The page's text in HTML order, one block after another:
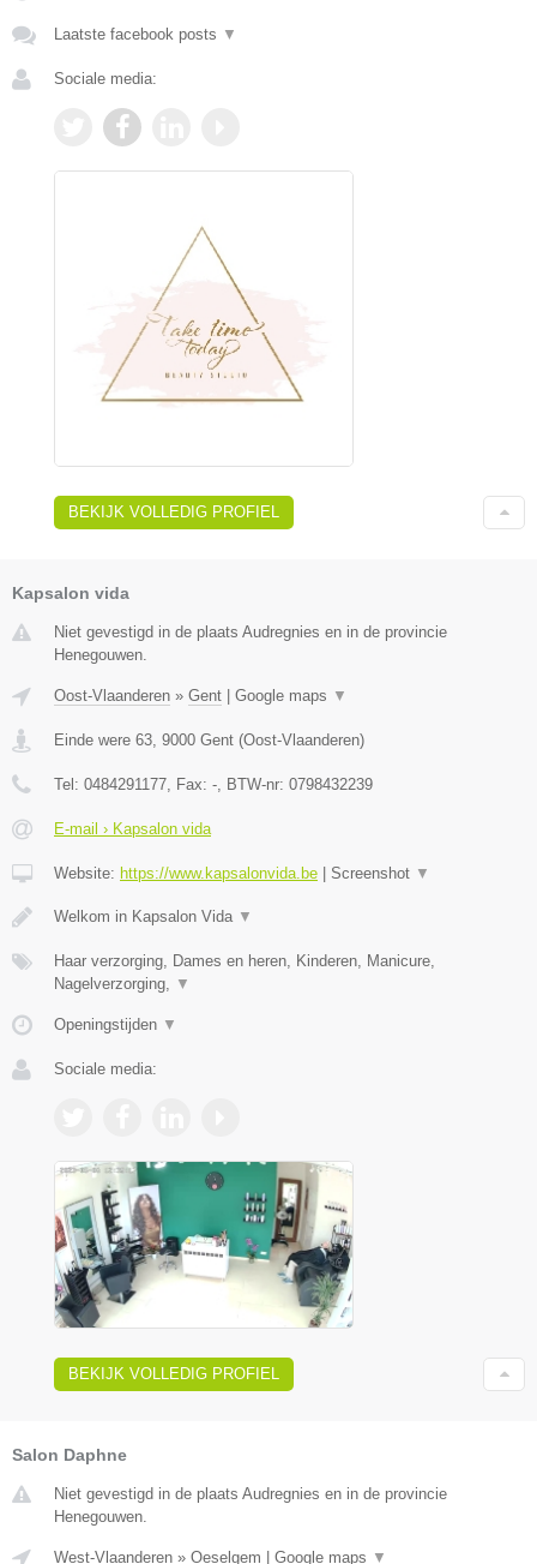
Laatste facebook posts ▼
Sociale media:
BEKIJK VOLLEDIG PROFIEL
Kapsalon vida
Niet gevestigd in de plaats Audregnies en in de provincie
Henegouwen.
Oost-Vlaanderen » Gent | Google maps ▼
Einde were 63 9000 Gent (Oost-Vlaanderen)
Tel: 0484291177 , Fax: - , BTW-nr: 0798432239
E-mail › Kapsalon vida
Website: https://www.kapsalonvida.be | Screenshot ▼
Welkom in Kapsalon Vida ▼
Haar verzorging, Dames en heren, Kinderen, Manicure,
Nagelverzorging,
▼
Openingstijden ▼
Sociale media:
BEKIJK VOLLEDIG PROFIEL
Salon Daphne
Niet gevestigd in de plaats Audregnies en in de provincie
Henegouwen.
West-Vlaanderen » Oeselgem Google maps ▼